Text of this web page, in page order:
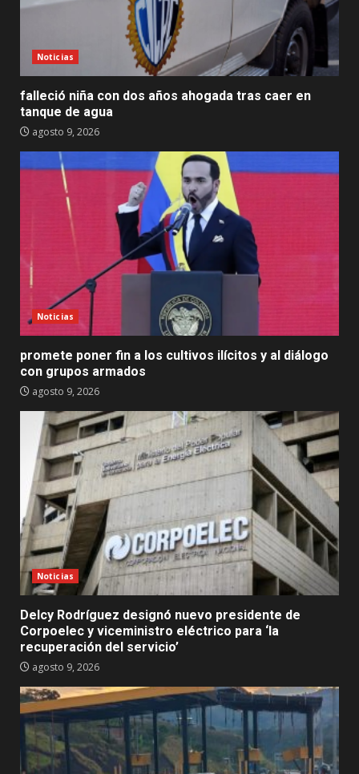
Noticias
falleció niña con dos años ahogada tras caer en
tanque de agua
agosto 9, 2026
Noticias
promete poner fin a los cultivos ilícitos y al diálogo
con grupos armados
agosto 9, 2026
Noticias
Delcy Rodríguez designó nuevo presidente de
Corpoelec y viceministro eléctrico para ‘la
recuperación del servicio’
agosto 9, 2026